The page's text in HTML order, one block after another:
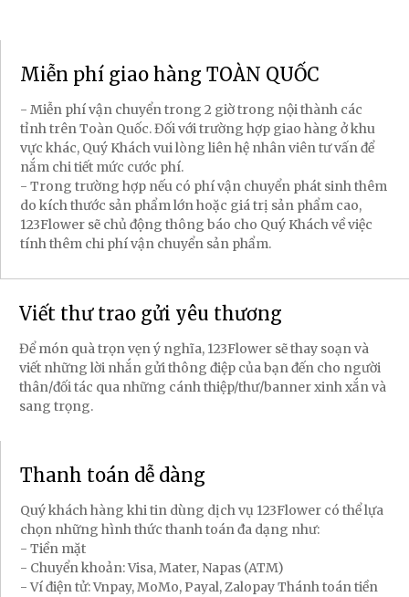
Miễn phí giao hàng TOÀN QUỐC
- Miễn phí vận chuyển trong 2 giờ trong nội thành các
tỉnh trên Toàn Quốc. Đối với trường hợp giao hàng ở khu
vực khác, Quý Khách vui lòng liên hệ nhân viên tư vấn để
nắm chi tiết mức cước phí.
- Trong trường hợp nếu có phí vận chuyển phát sinh thêm
do kích thước sản phẩm lớn hoặc giá trị sản phẩm cao,
123Flower sẽ chủ động thông báo cho Quý Khách về việc
tính thêm chi phí vận chuyển sản phẩm.
Viết thư trao gửi yêu thương
Để món quà trọn vẹn ý nghĩa, 123Flower sẽ thay soạn và
viết những lời nhắn gửi thông điệp của bạn đến cho người
thân/đối tác qua những cánh thiệp/thư/banner xinh xắn và
sang trọng.
Thanh toán dễ dàng
Quý khách hàng khi tin dùng dịch vụ 123Flower có thể lựa
chọn những hình thức thanh toán đa dạng như:
- Tiền mặt
- Chuyển khoản: Visa, Mater, Napas (ATM)
- Ví điện tử: Vnpay, MoMo, Payal, Zalopay Thánh toán tiền